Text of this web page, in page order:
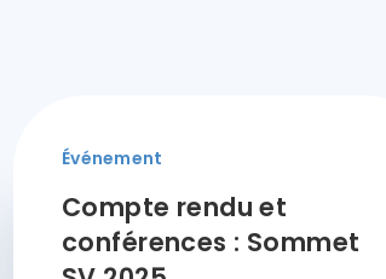
Événement
Compte rendu et
conférences : Sommet